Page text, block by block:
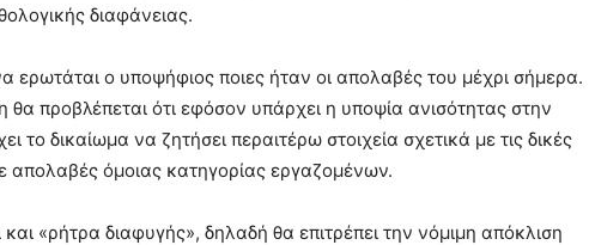
διαφάνειας.
ερωτάται ο υποψήφιος ποιες ήταν οι απολαβές του μέχρι σήμερα.
προβλέπεται ότι εφόσον υπάρχει η υποψία ανισότητας στην
το δικαίωμα να ζητήσει περαιτέρω στοιχεία σχετικά με τις δικές
απολαβές όμοιας κατηγορίας εργαζομένων.
«ρήτρα διαφυγής», δηλαδή θα επιτρέπει την νόμιμη απόκλιση